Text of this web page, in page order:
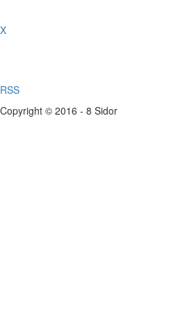
X
RSS
Copyright © 2016 - 8 Sidor